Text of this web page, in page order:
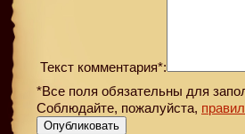
Текст комментария*:
*Все поля обязательны для
Соблюдайте, пожалуйста,
Опубликовать